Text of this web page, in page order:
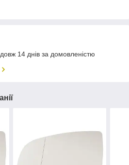
14 днів за домовленістю